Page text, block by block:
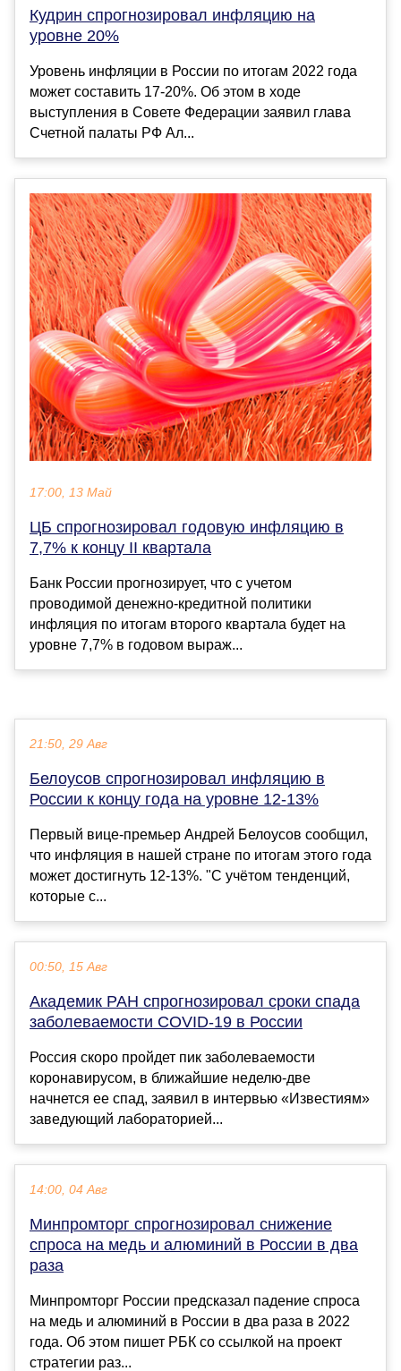
Кудрин спрогнозировал инфляцию на
уровне 20%
Уровень инфляции в России по итогам 2022 года
может составить 17-20%. Об этом в ходе
выступления в Совете Федерации заявил глава
Счетной палаты РФ Ал...
17:00, 13 Май
ЦБ спрогнозировал годовую инфляцию в
7,7% к концу II квартала
Банк России прогнозирует, что с учетом
проводимой денежно-кредитной политики
инфляция по итогам второго квартала будет на
уровне 7,7% в годовом выраж...
21:50, 29 Авг
Белоусов спрогнозировал инфляцию в
России к концу года на уровне 12-13%
Первый вице-премьер Андрей Белоусов сообщил,
что инфляция в нашей стране по итогам этого года
может достигнуть 12-13%. "С учётом тенденций,
которые с...
00:50, 15 Авг
Академик РАН спрогнозировал сроки спада
заболеваемости COVID-19 в России
Россия скоро пройдет пик заболеваемости
коронавирусом, в ближайшие неделю-две
начнется ее спад, заявил в интервью «Известиям»
заведующий лабораторией...
14:00, 04 Авг
Минпромторг спрогнозировал снижение
спроса на медь и алюминий в России в два
раза
Минпромторг России предсказал падение спроса
на медь и алюминий в России в два раза в 2022
года. Об этом пишет РБК со ссылкой на проект
стратегии раз...